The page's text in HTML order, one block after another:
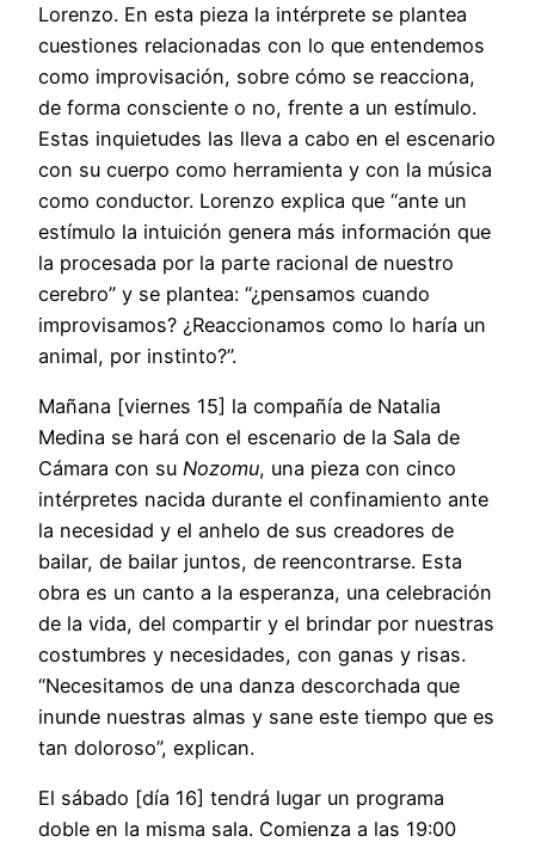
Lorenzo. En esta pieza la intérprete se plantea
cuestiones relacionadas con lo que entendemos
como improvisación, sobre cómo se reacciona,
de forma consciente o no, frente a un estímulo.
Estas inquietudes las lleva a cabo en el escenario
con su cuerpo como herramienta y con la música
como conductor. Lorenzo explica que “ante un
estímulo la intuición genera más información que
la procesada por la parte racional de nuestro
cerebro” y se plantea: “¿pensamos cuando
improvisamos? ¿Reaccionamos como lo haría un
animal, por instinto?”.
Mañana [viernes 15] la compañía de Natalia
Medina se hará con el escenario de la Sala de
Cámara con su Nozomu, una pieza con cinco
intérpretes nacida durante el confinamiento ante
la necesidad y el anhelo de sus creadores de
bailar, de bailar juntos, de reencontrarse. Esta
obra es un canto a la esperanza, una celebración
de la vida, del compartir y el brindar por nuestras
costumbres y necesidades, con ganas y risas.
“Necesitamos de una danza descorchada que
inunde nuestras almas y sane este tiempo que es
tan doloroso”, explican.
El sábado [día 16] tendrá lugar un programa
doble en la misma sala. Comienza a las 19:00